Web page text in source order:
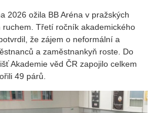
2026 ožila BB Aréna v pražských
Třetí ročník akademického
že zájem o neformální a
a zaměstnankyň roste. Do
Akademie věd ČR zapojilo celkem
49 párů.